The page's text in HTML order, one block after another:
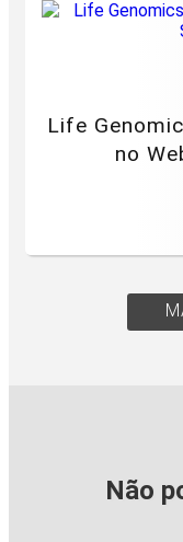
Life
no
Não